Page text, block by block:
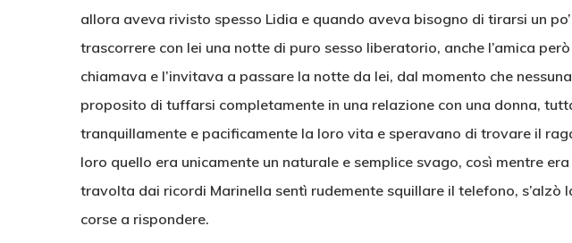
allora aveva rivisto spesso Lidia e quando aveva bisogno di tirarsi un
trascorrere con lei una notte di puro sesso liberatorio, anche l’amica
chiamava e l’invitava a passare la notte da lei, dal momento che
proposito di tuffarsi completamente in una relazione con una donna,
tranquillamente e pacificamente la loro vita e speravano di trovare il
loro quello era unicamente un naturale e semplice svago, così mentre
travolta dai ricordi Marinella sentì rudemente squillare il telefono, s’alzò
corse a rispondere.